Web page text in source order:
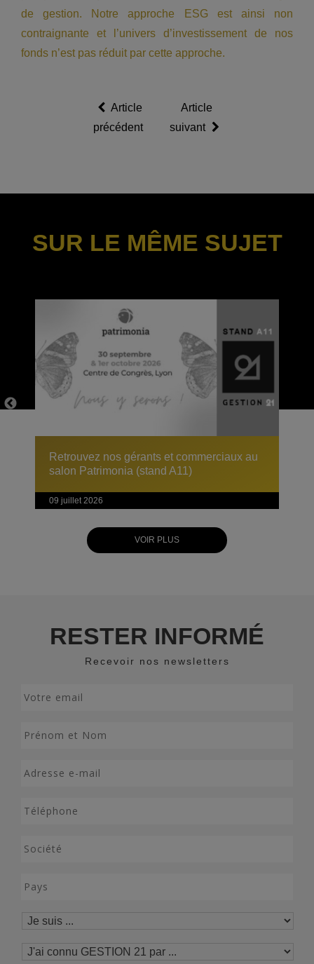
de gestion. Notre approche ESG est ainsi non
contraignante et l’univers d’investissement de nos
fonds n’est pas réduit par cette approche.
Article
précédent
Article
suivant
SUR LE MÊME SUJET
Retrouvez nos gérants et commerciaux au
salon Patrimonia (stand A11)
09 juillet 2026
VOIR PLUS
RESTER INFORMÉ
Recevoir nos newsletters